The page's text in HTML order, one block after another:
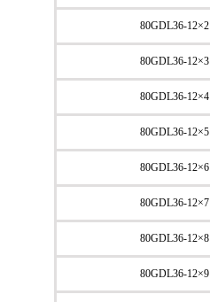
80GDL36-12×2
80GDL36-12×3
80GDL36-12×4
80GDL36-12×5
80GDL36-12×6
80GDL36-12×7
80GDL36-12×8
80GDL36-12×9